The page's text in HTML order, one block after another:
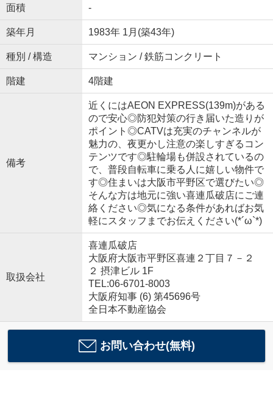
面積 -
築年月 1983年 1月(築43年)
種別 / 構造 マンション / 鉄筋コンクリート
階建 4階建
備考
近くにはAEON EXPRESS(139m)がある
ので安心◎防犯対策の行き届いた造りが
ポイント◎CATVは充実のチャンネルが
魅力の、夜更かし注意の楽しすぎるコン
テンツです◎駐輪場も併設されているの
で、普段自転車に乗る人に嬉しい物件で
す◎住まいは大阪市平野区で選びたい◎
そんな方は地元に強い喜連瓜破店にご連
絡ください◎気になる条件があればお気
軽にスタッフまでお伝えください(*´ω`*)
取扱会社
喜連瓜破店
大阪府大阪市平野区喜連２丁目７－２
２ 摂津ビル 1F
TEL:06-6701-8003
大阪府知事 (6) 第45696号
全日本不動産協会
お問い合わせ(無料)